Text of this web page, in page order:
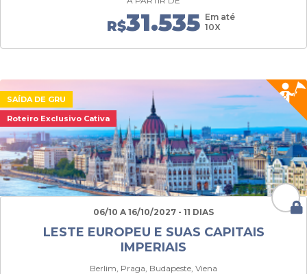
R$31.535 Em até
10X
SAÍDA DE GRU
Roteiro Exclusivo Cativa
06/10 A 16/10/2027 - 11 DIAS
LESTE EUROPEU E SUAS CAPITAIS
IMPERIAIS
Berlim, Praga, Budapeste, Viena